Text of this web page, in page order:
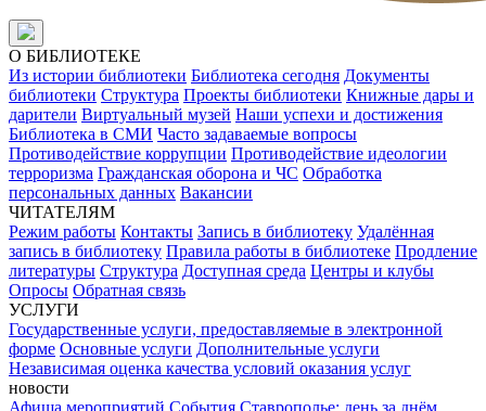
О БИБЛИОТЕКЕ
Из истории библиотеки Библиотека сегодня Документы
библиотеки Структура Проекты библиотеки Книжные дары и
дарители Виртуальный музей Наши успехи и достижения
Библиотека в СМИ Часто задаваемые вопросы
Противодействие коррупции Противодействие идеологии
терроризма Гражданская оборона и ЧС Обработка
персональных данных Вакансии
ЧИТАТЕЛЯМ
Режим работы Контакты Запись в библиотеку Удалённая
запись в библиотеку Правила работы в библиотеке Продление
литературы Структура Доступная среда Центры и клубы
Опросы Обратная связь
УСЛУГИ
Государственные услуги, предоставляемые в электронной
форме Основные услуги Дополнительные услуги
Независимая оценка качества условий оказания услуг
новости
Афиша мероприятий События Ставрополье: день за днём